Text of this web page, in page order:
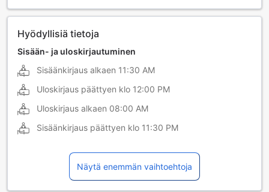
Hyödyllisiä tietoja
Sisään- ja uloskirjautuminen
Sisäänkirjaus alkaen 11:30 AM
Uloskirjaus päättyen klo 12:00 PM
Uloskirjaus alkaen 08:00 AM
Sisäänkirjaus päättyen klo 11:30 PM
Näytä enemmän vaihtoehtoja